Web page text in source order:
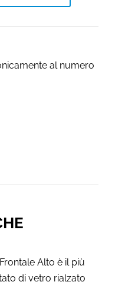
al numero
Alto è il più
di vetro rialzato